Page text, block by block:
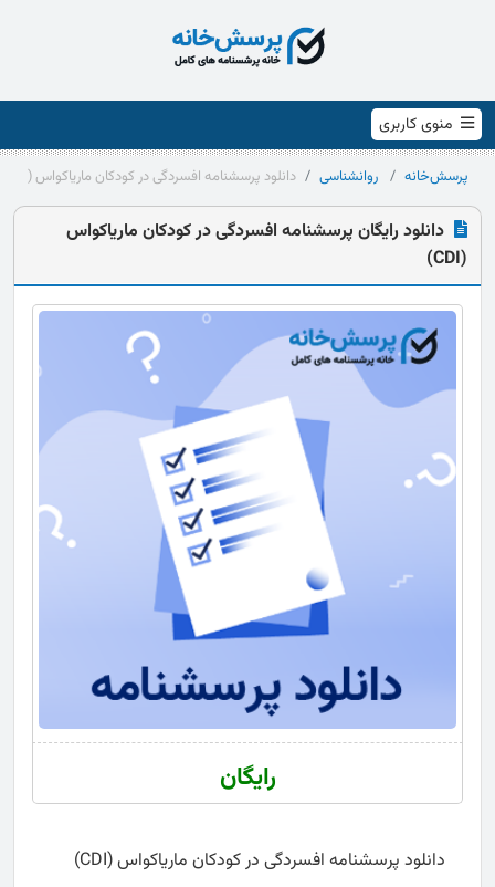
منوی کاربری
پرسش‌خانه روانشناسی دانلود پرسشنامه افسردگی در کودکان ماریاکواس (CDI)
دانلود رایگان پرسشنامه افسردگی در کودکان ماریاکواس
(CDI)
رایگان
دانلود پرسشنامه افسردگی در کودکان ماریاکواس (CDI)